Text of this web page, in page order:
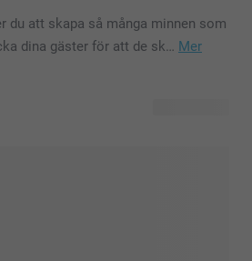
du att skapa så många minnen som
dina gäster för att de sk… Mer